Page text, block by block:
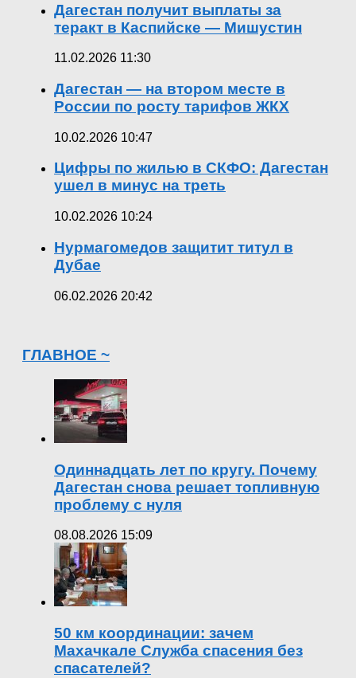
Дагестан получит выплаты за
теракт в Каспийске — Мишустин
11.02.2026 11:30
Дагестан — на втором месте в
России по росту тарифов ЖКХ
10.02.2026 10:47
Цифры по жилью в СКФО: Дагестан
ушел в минус на треть
10.02.2026 10:24
Нурмагомедов защитит титул в
Дубае
06.02.2026 20:42
ГЛАВНОЕ ~
Одиннадцать лет по кругу. Почему
Дагестан снова решает топливную
проблему с нуля
08.08.2026 15:09
50 км координации: зачем
Махачкале Служба спасения без
спасателей?